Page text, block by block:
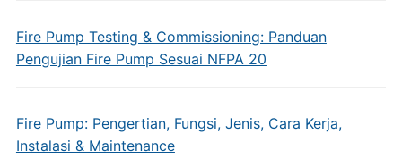
Fire Pump Testing & Commissioning: Panduan
Pengujian Fire Pump Sesuai NFPA 20
Fire Pump: Pengertian, Fungsi, Jenis, Cara Kerja,
Instalasi & Maintenance